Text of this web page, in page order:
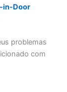
in-Door
problemas
com